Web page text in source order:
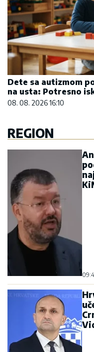
Dete sa autizmom
na usta: Potresno
08. 08. 2026 16:10
REGION